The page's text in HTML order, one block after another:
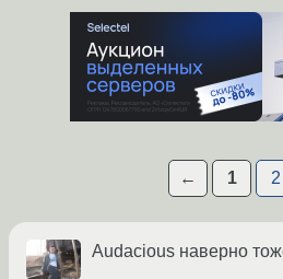
← 1 2
Audacious наверно